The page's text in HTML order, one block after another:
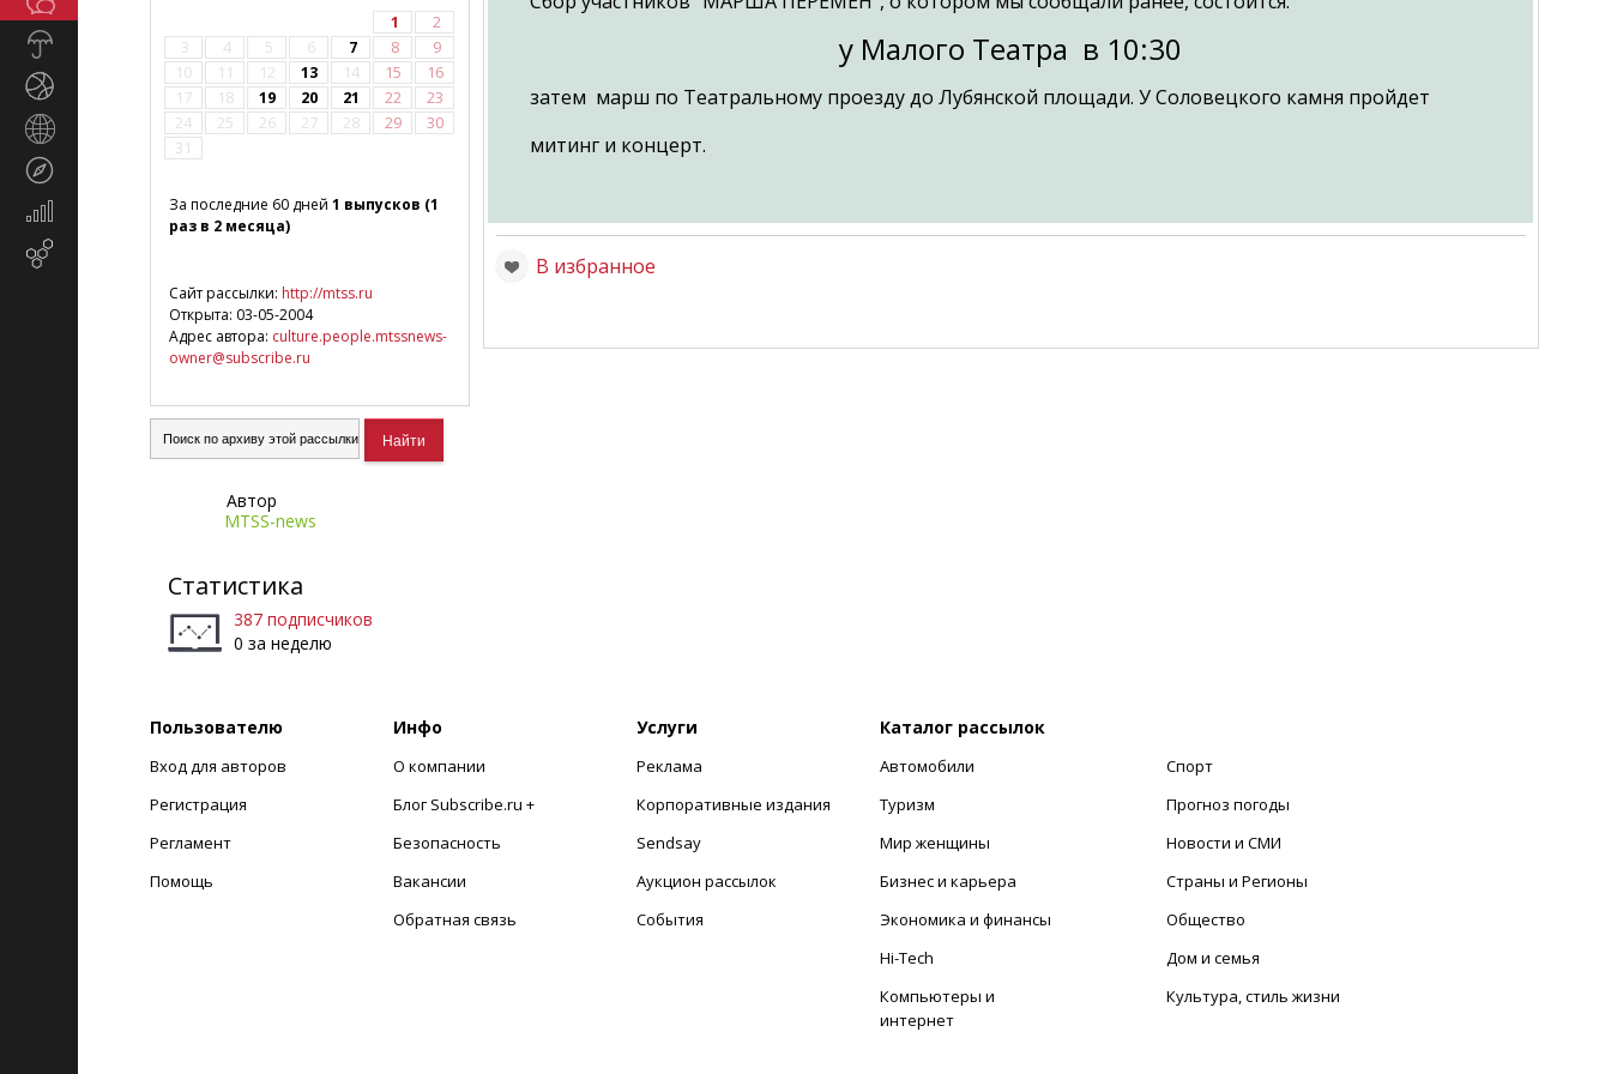
Экономика
1
2
3
4 5 6 7 8
9
10
11 12 13 14 15
16
17
18 19 20 21 22
23
24
25 26 27 28 29
30
31
За последние 60 дней 1 выпусков (1
раз в 2 месяца)
Сайт рассылки: http://mtss.ru
Открыта: 03-05-2004
Адрес автора: culture.people.mtssnews-
owner@subscribe.ru
Автор
MTSS-news
Статистика
387 подписчиков
0 за неделю
у Малого Театра в 10:30
затем марш по Театральному проезду до Лубянской площади. У Соловецкого камня пройдет
митинг и концерт.
В избранное
Пользователю
Вход для авторов
Регистрация
Регламент
Помощь
Инфо
О компании
Блог Subscribe.ru +
Безопасность
Вакансии
Обратная связь
Услуги
Реклама
Корпоративные издания
Sendsay
Аукцион рассылок
События
Каталог рассылок
Автомобили
Туризм
Мир женщины
Бизнес и карьера
Экономика и финансы
Hi-Tech
Компьютеры и
интернет
Спорт
Прогноз погоды
Новости и СМИ
Страны и Регионы
Общество
Дом и семья
Культура, стиль жизни